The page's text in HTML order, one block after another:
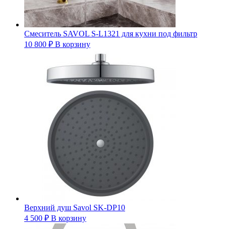
Смеситель SAVOL S-L1321 для кухни под фильтр
10 800 ₽ В корзину
Верхний душ Savol SK-DP10
4 500 ₽ В корзину